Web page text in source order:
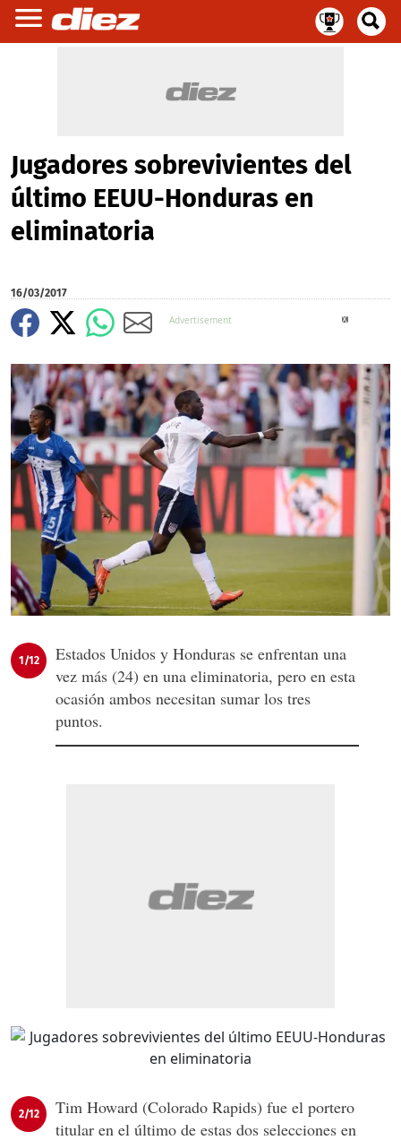
Jugadores sobrevivientes del
último EEUU-Honduras en
eliminatoria
16/03/2017
1/12
Estados Unidos y Honduras se enfrentan una
vez más (24) en una eliminatoria, pero en esta
ocasión ambos necesitan sumar los tres
puntos.
2/12
Tim Howard (Colorado Rapids) fue el portero
titular en el último de estas dos selecciones en
X